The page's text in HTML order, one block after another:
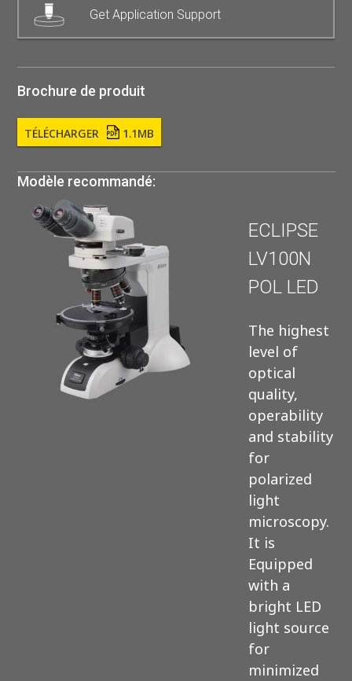
Get Application Support
Brochure de produit
TÉLÉCHARGER 1.1MB
Modèle recommandé:
ECLIPSE
LV100N
POL LED
The highest
level of
optical
quality,
operability
and stability
for
polarized
light
microscopy.
It is
Equipped
with a
bright LED
light source
for
minimized